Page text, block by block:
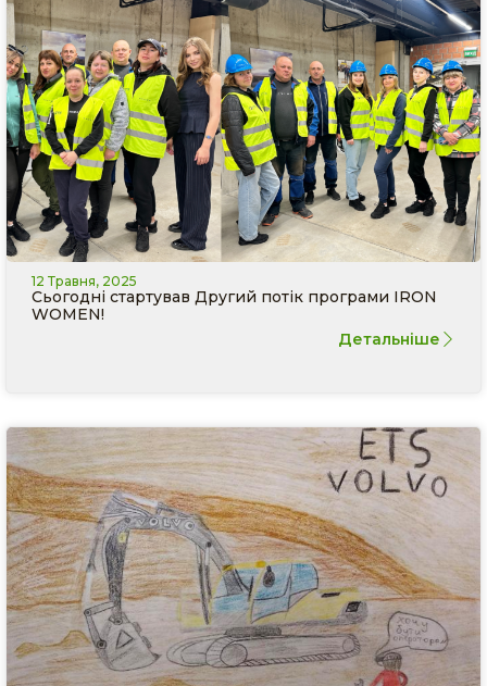
12 Травня, 2025
Сьогодні стартував Другий потік програми IRON
WOMЕN!
Детальніше